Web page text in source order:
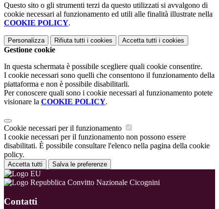
Questo sito o gli strumenti terzi da questo utilizzati si avvalgono di
cookie necessari al funzionamento ed utili alle finalità illustrate nella
COOKIE POLICY.
Personalizza Rifiuta tutti i cookies Accetta tutti i cookies
Gestione cookie
In questa schermata è possibile scegliere quali cookie consentire.
I cookie necessari sono quelli che consentono il funzionamento della
piattaforma e non è possibile disabilitarli.
Per conoscere quali sono i cookie necessari al funzionamento potete
visionare la COOKIE POLICY.
Cookie necessari per il funzionamento
I cookie necessari per il funzionamento non possono essere
disabilitati. È possibile consultare l'elenco nella pagina della cookie
policy.
Accetta tutti Salva le preferenze
Convitto Nazionale Cicognini
Contatti